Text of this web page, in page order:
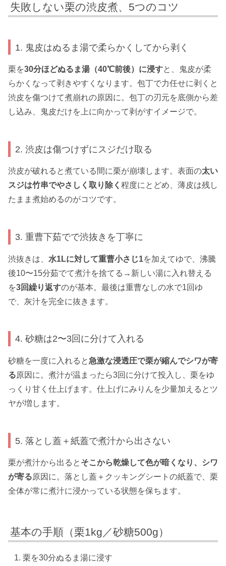
失敗しない栗の渋皮煮、5つのコツ
1. 鬼皮はぬるま湯で柔らかくしてから剥く
栗を30分ほどぬるま湯（40℃前後）に浸すと、鬼皮が柔
らかくなって剥きやすくなります。包丁で力任せに剥くと
渋皮を傷つけて煮崩れの原因に。包丁の刃元を底側から差
し込み、鬼皮だけを上に向かって剥がすイメージで。
2. 渋皮は傷つけずにスジだけ取る
渋皮が破れると煮ている間に栗が崩壊します。表面の太い
スジは竹串でやさしく取り除く 程度にとどめ、薄皮は残し
たまま煮始めるのがコツです。
3. 重曹下茹でで渋抜きを丁寧に
渋抜きは、 水1Lに対して重曹小さじ1を加えてゆで、沸騰
後10〜15分茹でて煮汁を捨てる→新しい湯に入れ替える
を3回繰り返すのが基本。最後は重曹なしの水で1回ゆ
で、灰汁を完全に抜きます。
4. 砂糖は2〜3回に分けて入れる
砂糖を一度に入れると急激な浸透圧で栗が縮んでシワが寄
る原因に。煮汁が温まったら3回に分けて投入し、栗をゆ
っくり甘く仕上げます。仕上げにみりんを少量加えるとツ
ヤが増します。
5. 落とし蓋＋紙蓋で煮汁から出さない
栗が煮汁から出ると そこから乾燥して色が暗くなり、シワ
が寄る原因に。落とし蓋＋クッキングシートの紙蓋で、栗
全体が常に煮汁に浸かっている状態を保ちます。
基本の手順（栗1kg／砂糖500g）
栗を30分ぬるま湯に浸す